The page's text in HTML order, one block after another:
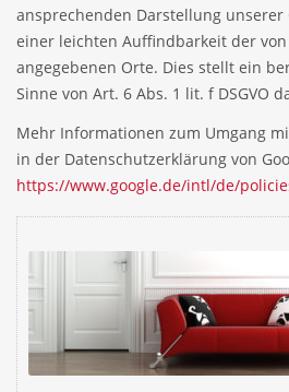
ansprechenden Darstellung
einer leichten Auffindbarkeit der
angegebenen Orte. Dies stellt ein
Sinne von Art. 6 Abs. 1 lit. f DSGVO
Mehr Informationen zum Umgang
in der Datenschutzerklärung von
https://www.google.de/intl/de/